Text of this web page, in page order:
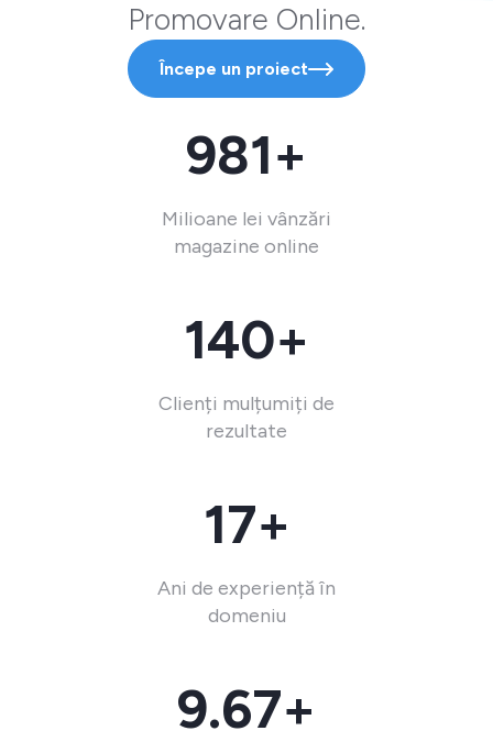
Promovare Online.
Începe un proiect
981+
Milioane lei vânzări
magazine online
140+
Clienți mulțumiți de
rezultate
17+
Ani de experiență în
domeniu
9.67+